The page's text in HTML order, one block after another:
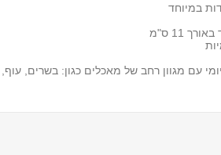
11 ס"מ
עם מגוון רחב של מאכלים כגון: בשרים,